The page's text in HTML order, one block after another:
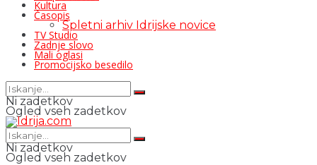
Kultura
Časopis
Spletni arhiv Idrijske novice
TV Studio
Zadnje slovo
Mali oglasi
Promocijsko besedilo
Ni zadetkov
Ogled vseh zadetkov
Ni zadetkov
Ogled vseh zadetkov